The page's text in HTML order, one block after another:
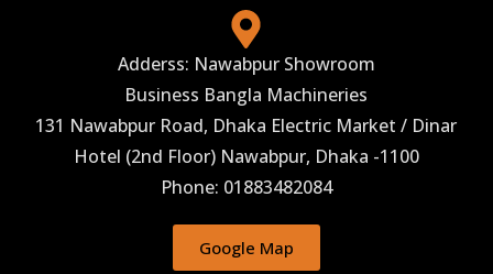
Adderss: Nawabpur Showroom
Business Bangla Machineries
131 Nawabpur Road, Dhaka Electric Market / Dinar
Hotel (2nd Floor) Nawabpur, Dhaka -1100
Phone: 01883482084
Google Map